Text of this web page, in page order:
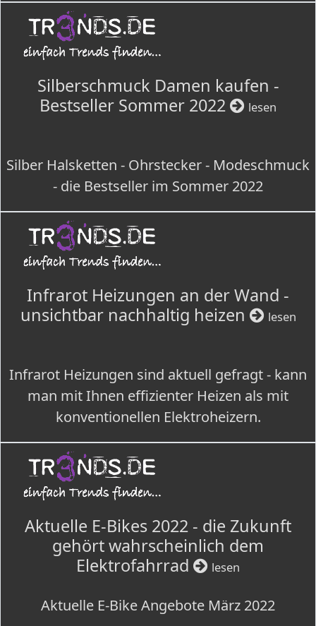
Silberschmuck Damen kaufen -
Bestseller Sommer 2022
lesen
Silber Halsketten - Ohrstecker - Modeschmuck
- die Bestseller im Sommer 2022
Infrarot Heizungen an der Wand -
unsichtbar nachhaltig heizen
lesen
Infrarot Heizungen sind aktuell gefragt - kann
man mit Ihnen effizienter Heizen als mit
konventionellen Elektroheizern.
Aktuelle E-Bikes 2022 - die Zukunft
gehört wahrscheinlich dem
Elektrofahrrad
lesen
Aktuelle E-Bike Angebote März 2022